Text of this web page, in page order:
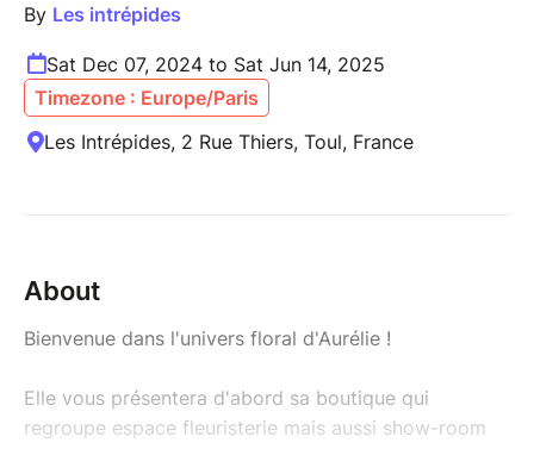
By Les intrépides
Sat Dec 07, 2024 to Sat Jun 14, 2025
Timezone : Europe/Paris
Les Intrépides, 2 Rue Thiers, Toul, France
About
Bienvenue dans l'univers floral d'Aurélie !
Elle vous présentera d'abord sa boutique qui
regroupe espace fleuristerie mais aussi show-room